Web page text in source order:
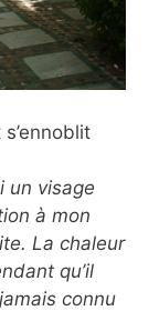
un visage
à mon
La chaleur
qu’il
connu